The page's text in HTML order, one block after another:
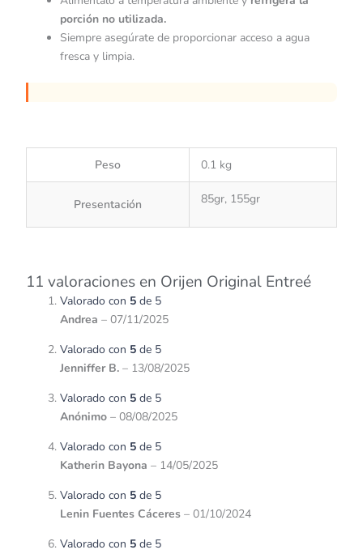
porción no utilizada.
Siempre asegúrate de proporcionar acceso a agua
fresca y limpia.
Peso 0.1 kg
Presentación 85gr, 155gr
11 valoraciones en Orijen Original Entreé
Valorado con 5 de 5
Andrea – 07/11/2025
Valorado con 5 de 5
Jenniffer B. – 13/08/2025
Valorado con 5 de 5
Anónimo – 08/08/2025
Valorado con 5 de 5
Katherin Bayona – 14/05/2025
Valorado con 5 de 5
Lenin Fuentes Cáceres – 01/10/2024
Valorado con 5 de 5